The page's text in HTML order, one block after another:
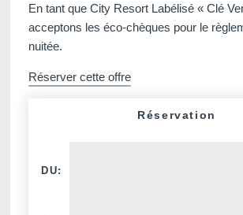
En tant que City Resort Labélisé « Clé
acceptons les éco-chèques pour le
nuitée.
Réserver cette offre
Réservation
DU:
Martin's Dream Hotel